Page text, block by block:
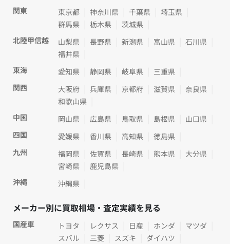
関東
東京都 神奈川県 千葉県
埼玉県
群馬県
栃木県
茨城県
北陸甲信越
山梨県 長野県 新潟県 富山県
石川県
福井県
東海
愛知県 静岡県 岐阜県
三重県
関西
大阪府 兵庫県 京都府 滋賀県
奈良県
和歌山県
中国
岡山県 広島県 鳥取県 島根県
山口県
四国
愛媛県 香川県 高知県
徳島県
九州
福岡県 佐賀県 長崎県 熊本県
大分県
宮崎県
鹿児島県
沖縄
沖縄県
メーカー別に買取相場・査定実績を見る
国産車 トヨタ レクサス 日産 ホンダ
マツダ
スバル
三菱 スズキ
ダイハツ